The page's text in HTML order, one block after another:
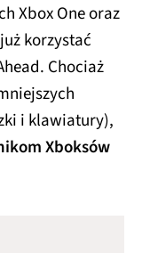
Xbox One oraz
korzystać
Chociaż
i klawiatury),
Xboksów